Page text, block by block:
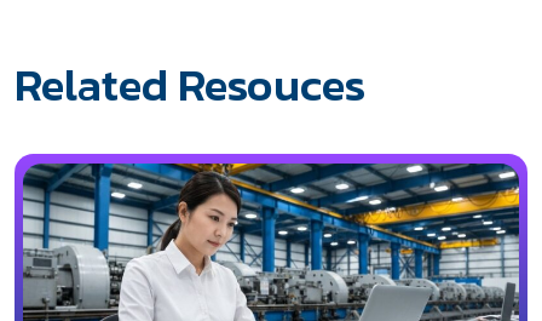
Related Resouces